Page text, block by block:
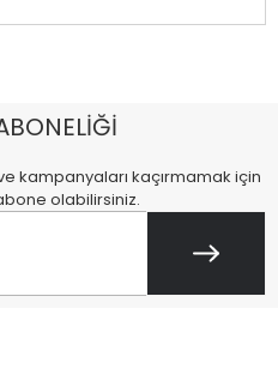
kampanyaları kaçırmamak için
olabilirsiniz.